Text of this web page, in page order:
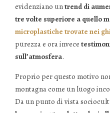
evidenziano untrend di
tre volte superiore a quello
microplastiche trovate nei
purezza e ora invece
sull’atmosfera.
Proprio per questo motivo
montagna come un luogo
Da un punto di vista